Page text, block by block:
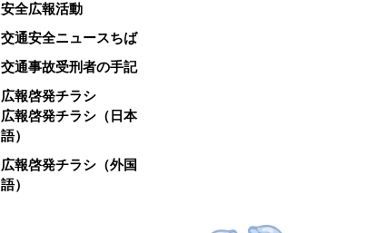
安全広報活動
交通安全ニュースちば
交通事故受刑者の手記
広報啓発チラシ
広報啓発チラシ（日本
語）
広報啓発チラシ（外国
語）